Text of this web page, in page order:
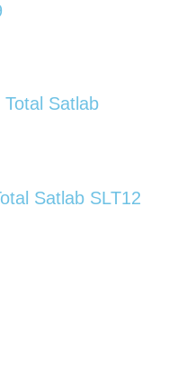
Satlab SLT12